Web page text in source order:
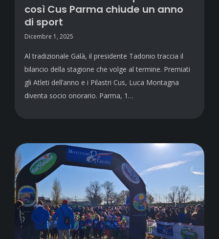
così Cus Parma chiude un anno
di sport
Dicembre 1, 2025
Al tradizionale Galà, il presidente Tadonio traccia il
bilancio della stagione che volge al termine. Premiati
gli Atleti dell’anno e i Pilastri Cus, Luca Montagna
diventa socio onorario. Parma, 1…